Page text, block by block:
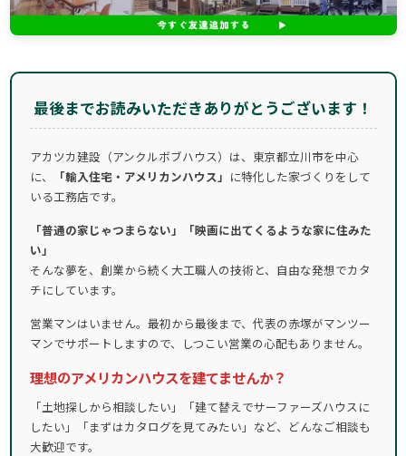
最後までお読みいただきありがとうございます！
アカツカ建設（アンクルボブハウス）は、東京都立川市を中心
に、
「輸入住宅・アメリカンハウス」 に特化した家づくりをして
いる工務店です。
「普通の家じゃつまらない」「映画に出てくるような家に住みた
い」
そんな夢を、創業から続く大工職人の技術と、自由な発想でカタ
チにしています。
営業マンはいません。最初から最後まで、代表の赤塚がマンツー
マンでサポートしますので、しつこい営業の心配もありません。
理想のアメリカンハウスを建てませんか？
「土地探しから相談したい」「建て替えでサーファーズハウスに
したい」「まずはカタログを見てみたい」など、どんなご相談も
大歓迎です。